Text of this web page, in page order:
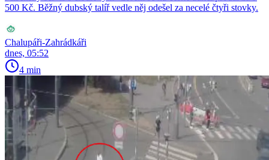
500 Kč. Běžný dubský talíř vedle něj odešel za necelé čtyři stovky.
Chalupáři-Zahrádkáři
dnes, 05:52
4 min